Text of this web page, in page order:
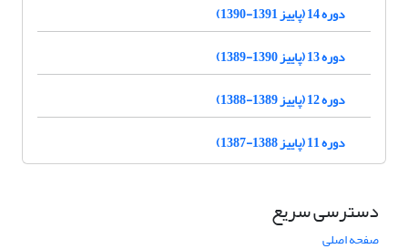
دوره 14 (پاییز 1391-1390)
دوره 13 (پاییز 1390-1389)
دوره 12 (پاییز 1389-1388)
دوره 11 (پاییز 1388-1387)
دسترسی سریع
صفحه اصلی